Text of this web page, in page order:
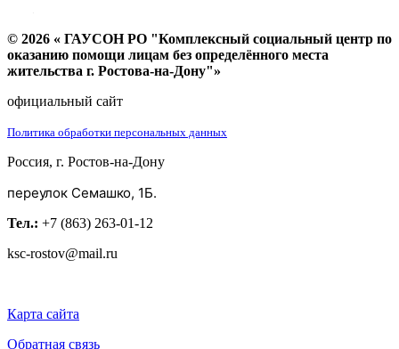
© 2026 « ГАУСОН РО "Комплексный социальный центр по
оказанию помощи лицам без определённого места
жительства г. Ростова-на-Дону"»
официальный сайт
Политика обработки персональных данных
Россия, г. Ростов-на-Дону
переулок Семашко, 1Б.
Тел.: +7 (863) 263-01-12
ksc-rostov@mail.ru
Карта сайта
Обратная связь